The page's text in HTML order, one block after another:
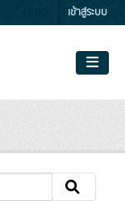
เข้าสู่ระบบ